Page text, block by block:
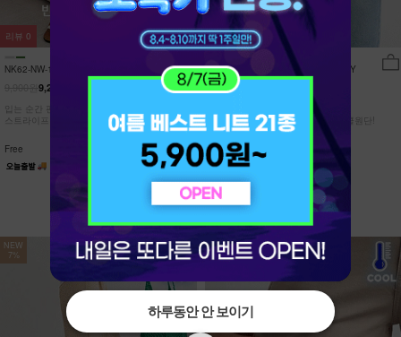
NK62-NW-11/유포니 반팔+반바지 홈웨
9,210원
입는 순간 편안함이 달라지는 캡내장
스트라이프 홈웨어 SET
Free
리뷰 0
NK62-TS-32/일루민 뒤트임 셔츠_DY
21,900원
[ 답답한ZERO! 시스루 원단! ]
[55-99] 은은하게 반짝이는 고급링클원단!
자연스럽게 흐르는 핏!
Free
리뷰15
NEW
7%
NEW
7%
하루동안 안 보이기
하루동안 안 보이기